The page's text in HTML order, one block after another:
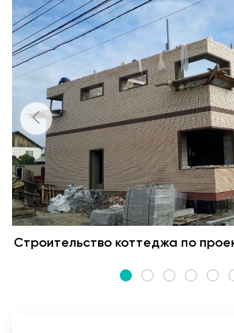
Строительство коттеджа по